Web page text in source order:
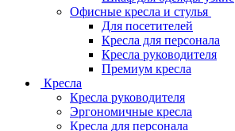
Офисные кресла и стулья
Для посетителей
Кресла для персонала
Кресла руководителя
Премиум кресла
Кресла
Кресла руководителя
Эргономичные кресла
Кресла для персонала